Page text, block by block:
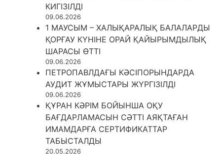
КИГІЗІЛДІ
09.06.2026
1 МАУСЫМ – ХАЛЫҚАРАЛЫҚ БАЛАЛАРДЫ
ҚОРҒАУ КҮНІНЕ ОРАЙ ҚАЙЫРЫМДЫЛЫҚ
ШАРАСЫ ӨТТІ
09.06.2026
ПЕТРОПАВЛДАҒЫ КӘСІПОРЫНДАРДА
АУДИТ ЖҰМЫСТАРЫ ЖҮРГІЗІЛДІ
09.06.2026
ҚҰРАН КӘРІМ БОЙЫНША ОҚУ
БАҒДАРЛАМАСЫН СӘТТІ АЯҚТАҒАН
ИМАМДАРҒА СЕРТИФИКАТТАР
ТАБЫСТАЛДЫ
20.05.2026